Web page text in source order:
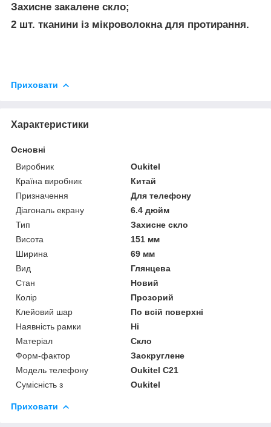
Захисне закалене скло;
2 шт. тканини із мікроволокна для протирання.
Приховати
Характеристики
Основні
Виробник
Oukitel
Країна виробник
Китай
Призначення
Для телефону
Діагональ екрану
6.4 дюйм
Тип
Захисне скло
Висота
151 мм
Ширина
69 мм
Вид
Глянцева
Стан
Новий
Колір
Прозорий
Клейовий шар
По всій поверхні
Наявність рамки
Ні
Матеріал
Скло
Форм-фактор
Заокруглене
Модель телефону
Oukitel C21
Сумісність з
Oukitel
Приховати